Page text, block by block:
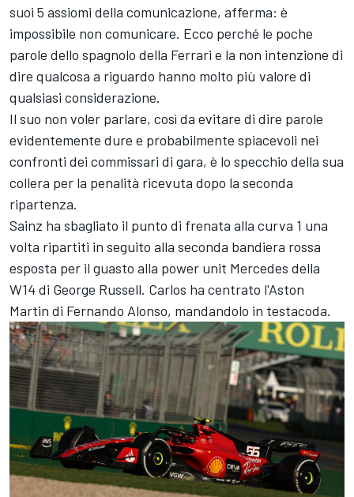
suoi 5 assiomi della comunicazione, afferma: è
impossibile non comunicare. Ecco perché le poche
parole dello spagnolo della Ferrari e la non intenzione di
dire qualcosa a riguardo hanno molto più valore di
qualsiasi considerazione.
Il suo non voler parlare, così da evitare di dire parole
evidentemente dure e probabilmente spiacevoli nei
confronti dei commissari di gara, è lo specchio della sua
collera per la penalità ricevuta dopo la seconda
ripartenza.
Sainz ha sbagliato il punto di frenata alla curva 1 una
volta ripartiti in seguito alla seconda bandiera rossa
esposta per il guasto alla power unit Mercedes della
W14 di George Russell. Carlos ha centrato l'Aston
Martin di Fernando Alonso, mandandolo in testacoda.